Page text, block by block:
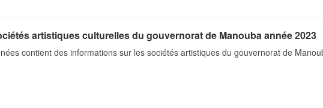
artistiques culturelles du gouvernorat de Manouba année 2023
contient des informations sur les sociétés artistiques du gouvernorat de